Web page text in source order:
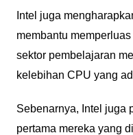
Intel juga
membantu
sektor pembelajaran
kelebihan CPU yang
Sebenarnya, Intel juga
pertama mereka yang